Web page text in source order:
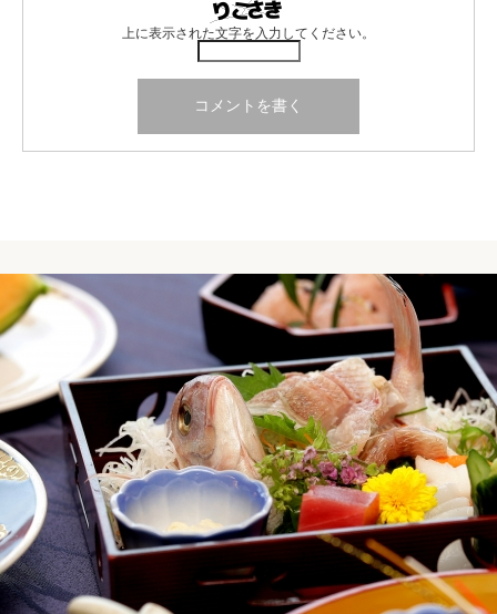
上に表示された文字を入力してください。